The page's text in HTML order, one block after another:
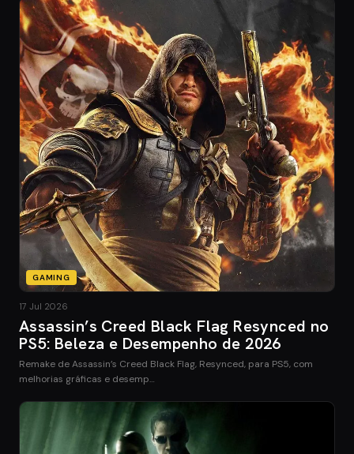
GAMING
17 Jul 2026
Assassin’s Creed Black Flag Resynced no
PS5: Beleza e Desempenho de 2026
Remake de Assassin’s Creed Black Flag, Resynced, para PS5, com
melhorias gráficas e desemp…